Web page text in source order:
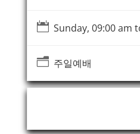
 Sunday, 09:00 am
n주일예배